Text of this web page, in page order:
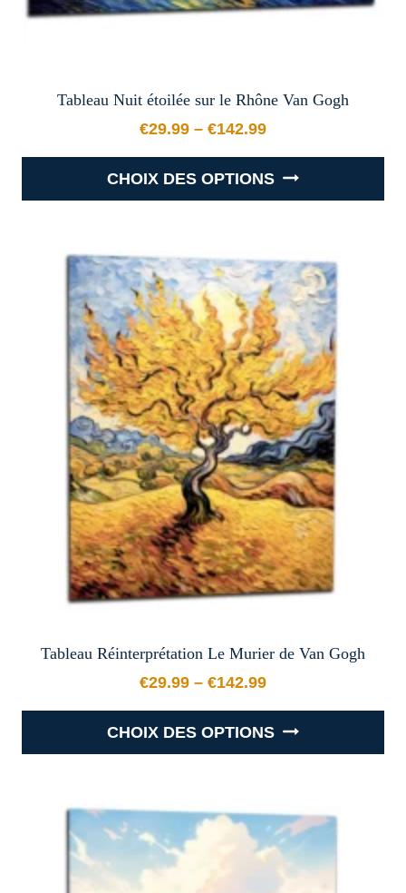
Tableau Nuit étoilée sur le Rhône Van Gogh
€29.99 – €142.99
Plage de prix : €29.99 à
CHOIX DES OPTIONS
a
plusieurs
variations.
Les
options
peuvent
être
choisies
sur
la
page
du
produit
Tableau Réinterprétation Le Murier de Van Gogh
€29.99 – €142.99
Plage de prix : €29.99 à
CHOIX DES OPTIONS
a
plusieurs